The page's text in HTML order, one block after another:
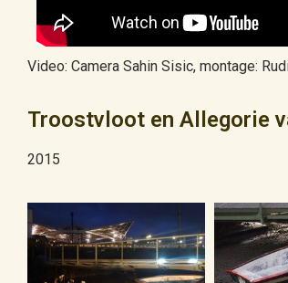
Video: Camera Sahin Sisic, montage:
Troostvloot en Allegorie
2015